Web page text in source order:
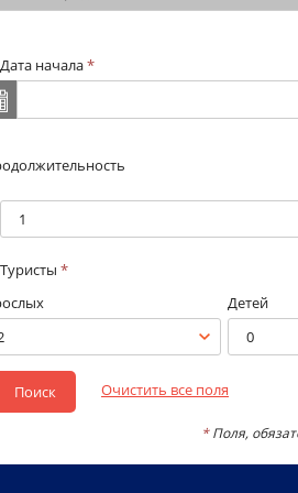
Дата начала*
1
Туристы *
Детей
0
Поиск Очистить все поля
*Поля,